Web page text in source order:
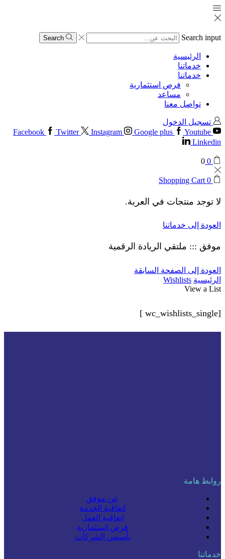
Search input
Search
الرئيسية
خدماتنا
خدماتنا
فرص استثمارية
مساعد
تواصل معنا
تسجيل الدخول
Facebook
Twitter Instagram Google plus
Youtube
Linkedin
0
0
0
Shopping Cart
لا توجد منتجات في العربة.
العودة إلى خدماتنا
موفق ::: ملتقي الريادة الرقمية
العودة إلى الصفحة السابقة
الرئيسية Wishlists
View a List
[wc_wishlists_single ]
روابط هامة
عن موفق
اتفاقية الخدمة
اتفاقية العمل
فرص استثمارية
تأسيس الشركات
خدماتنا